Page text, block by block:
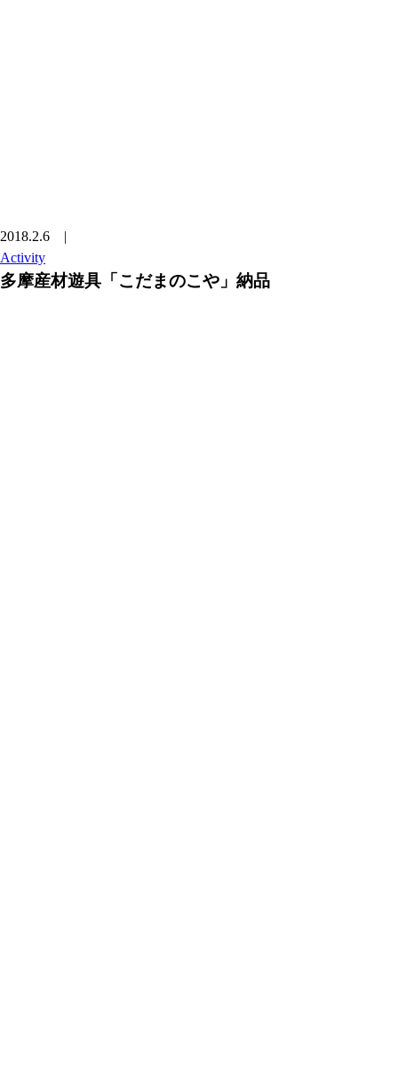
2018.2.6 |
Activity
多摩産材遊具「こだまのこや」納品